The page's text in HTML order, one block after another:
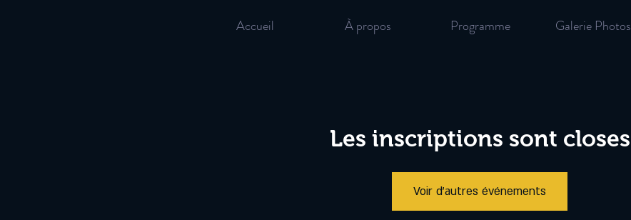
Accueil À propos Programme Galerie Photos
Les inscriptions sont closes
Voir d'autres événements